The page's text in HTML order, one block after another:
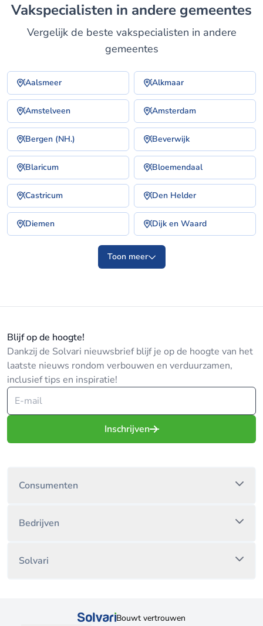
Vakspecialisten in andere gemeentes
Vergelijk de beste vakspecialisten in andere
gemeentes
Aalsmeer Alkmaar
Amstelveen Amsterdam
Bergen (NH.) Beverwijk
Blaricum Bloemendaal
Castricum Den Helder
Diemen Dijk en Waard
Toon meer
Blijf op de hoogte!
Dankzij de Solvari nieuwsbrief blijf je op de hoogte van het
laatste nieuws rondom verbouwen en verduurzamen,
inclusief tips en inspiratie!
Inschrijven
Consumenten
Bedrijven
Solvari
Bouwt vertrouwen